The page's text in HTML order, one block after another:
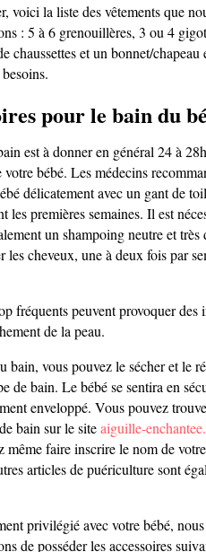
voici la liste des vêtements que
: 5 à 6 grenouillères, 3 ou 4
chaussettes et un bonnet/chapeau
pour le bain du
est à donner en général 24 à
votre bébé. Les médecins
délicatement avec un gant de
les premières semaines. Il est
un shampoing neutre et très
les cheveux, une à deux fois par
fréquents peuvent provoquer des
de la peau.
bain, vous pouvez le sécher et le
de bain. Le bébé se sentira en
enveloppé. Vous pouvez
bain sur le siteaiguille-
même faire inscrire le nom de
articles de puériculture sont
privilégié avec votre bébé,
de posséder les accessoires